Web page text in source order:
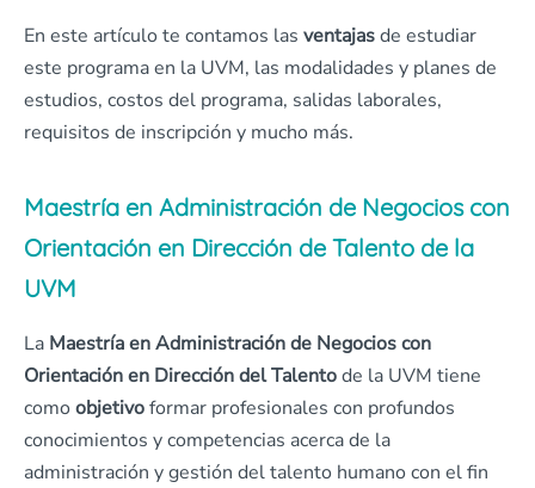
En este artículo te contamos las ventajasde estudiar
este programa en la UVM, las modalidades y planes de
estudios, costos del programa, salidas laborales,
requisitos de inscripción y mucho más.
Maestría en Administración de Negocios con
Orientación en Dirección de Talento de la
UVM
La Maestría en Administración de Negocioscon
Orientación en Dirección del Talentode la UVM tiene
como objetivoformar profesionales con profundos
conocimientos y competencias acerca de la
administración y gestión del talento humano con el fin